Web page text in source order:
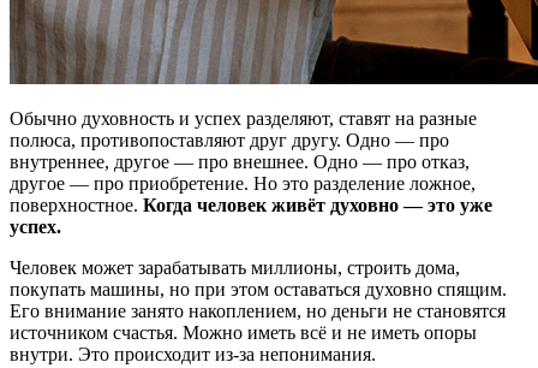
Обычно духовность и успех разделяют, ставят на разные
полюса, противопоставляют друг другу. Одно — про
внутреннее, другое — про внешнее. Одно — про отказ,
другое — про приобретение. Но это разделение ложное,
поверхностное. Когда человек живёт духовно — это уже
успех.
Человек может зарабатывать миллионы, строить дома,
покупать машины, но при этом оставаться духовно спящим.
Его внимание занято накоплением, но деньги не становятся
источником счастья. Можно иметь всё и не иметь опоры
внутри. Это происходит из-за непонимания.